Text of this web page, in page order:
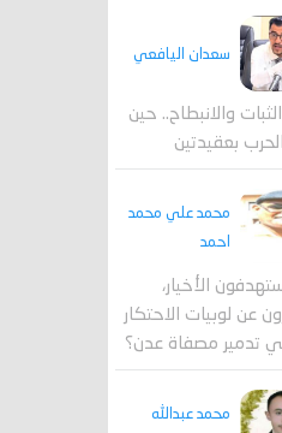
سعدان اليافعي
والانبطاح.. حين
بعقيدتين
محمد علي محمد
احمد
الأخيار،
عن لوبيات الاحتكار
تدمير مصفاة عدن؟
محمد عبدالله